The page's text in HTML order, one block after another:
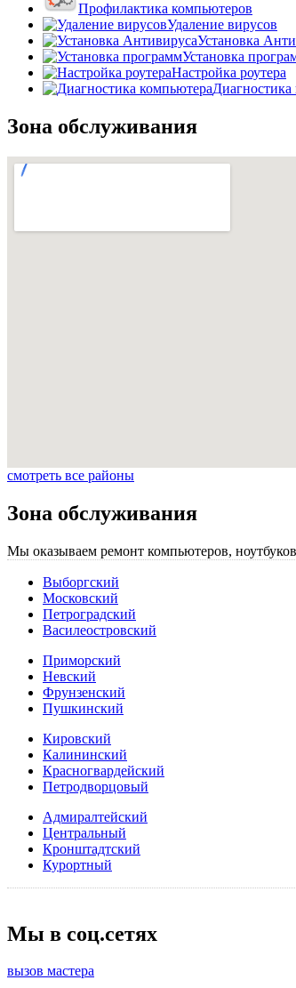
Профилактика компьютеров
Удаление вирусов
Установка
Установка
Настройка роутера
Зона обслуживания
смотреть все районы
Зона обслуживания
Мы оказываем ремонт компьютеров,
Выборгский
Московский
Петроградский
Василеостровский
Приморский
Невский
Фрунзенский
Пушкинский
Кировский
Калининский
Красногвардейский
Петродворцовый
Адмиралтейский
Центральный
Кронштадтский
Курортный
Мы в соц.сетях
вызов мастера